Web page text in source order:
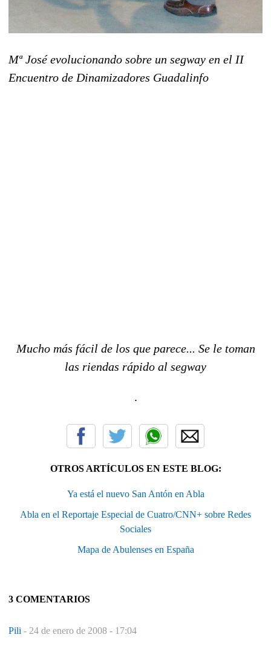
Mª José evolucionando sobre un segway en el II
Encuentro de Dinamizadores Guadalinfo
Mucho más fácil de los que parece... Se le toman
las riendas rápido al segway
.
OTROS ARTÍCULOS EN ESTE BLOG:
Ya está el nuevo San Antón en Abla
Abla en el Reportaje Especial de Cuatro/CNN+ sobre Redes
Sociales
Mapa de Abulenses en España
3 COMENTARIOS
Pili - 24 de enero de 2008 - 17:04